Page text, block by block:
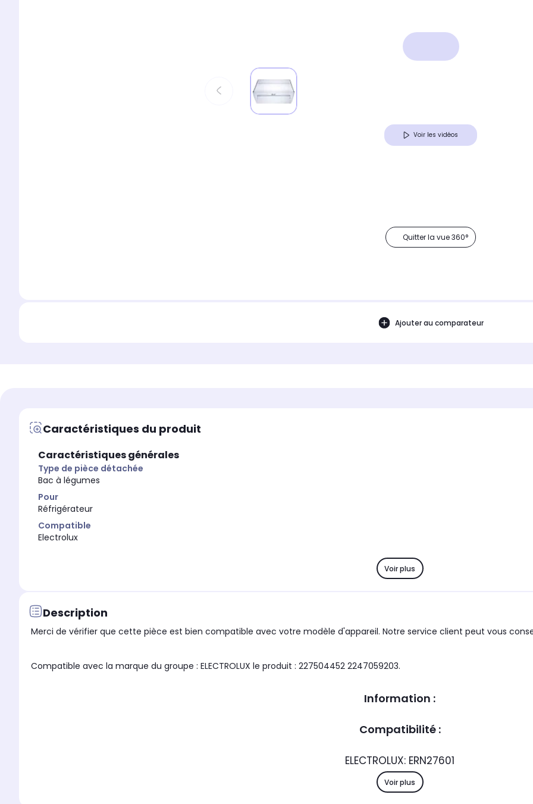
Voir les vidéos
Quitter la vue 360°
Ajouter au comparateur
Caractéristiques du produit
Caractéristiques générales
Type de pièce détachée
Bac à légumes
Pour
Réfrigérateur
Compatible
Electrolux
Voir plus
Description
Merci de vérifier que cette pièce est bien compatible avec votre modèle d'appareil. Notre service client peut vous
Compatible avec la marque du groupe : ELECTROLUX le produit : 227504452 2247059203.
Information :
Compatibilité :
ELECTROLUX: ERN27601
Voir plus